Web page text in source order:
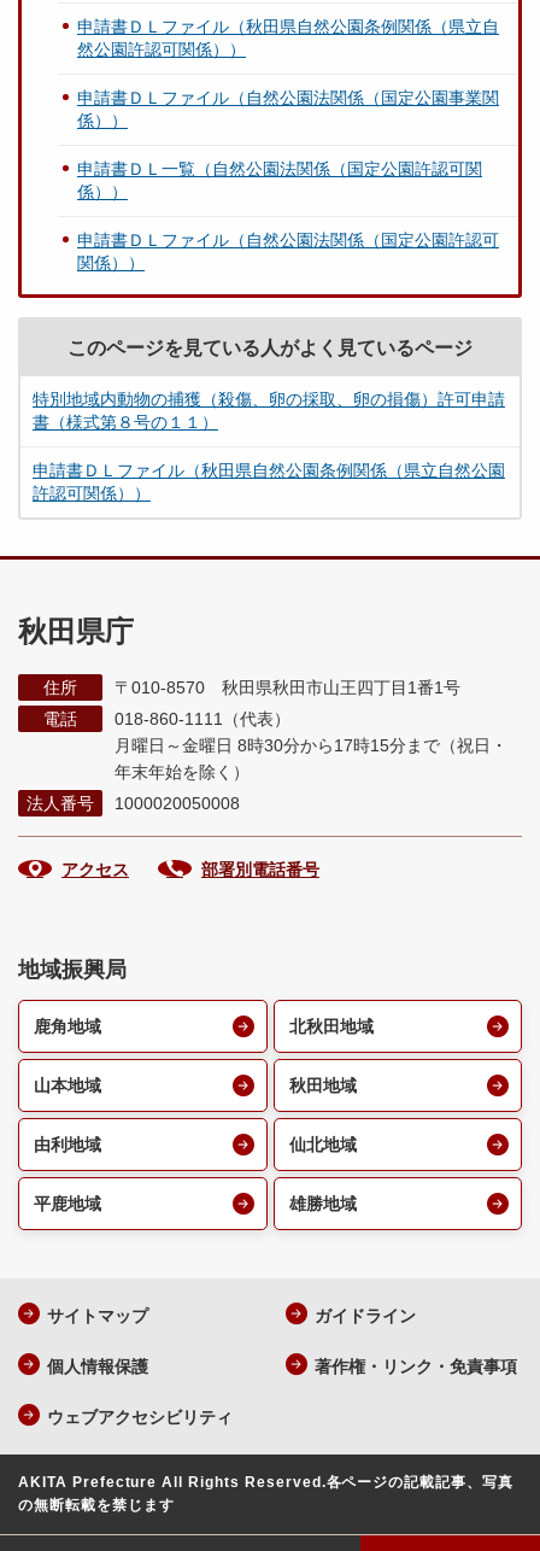
申請書ＤＬファイル（秋田県自然公園条例関係（県立自
然公園許認可関係））
申請書ＤＬファイル（自然公園法関係（国定公園事業関
係））
申請書ＤＬ一覧（自然公園法関係（国定公園許認可関
係））
申請書ＤＬファイル（自然公園法関係（国定公園許認可
関係））
このページを見ている人がよく見ているページ
特別地域内動物の捕獲（殺傷、卵の採取、卵の損傷）許可申請
書（様式第８号の１１）
申請書ＤＬファイル（秋田県自然公園条例関係（県立自然公園
許認可関係））
秋田県庁
住所
〒010-8570 秋田県秋田市山王四丁目1番1号
電話
018-860-1111（代表）
月曜日～金曜日 8時30分から17時15分まで （祝日・
年末年始を除く）
法人番号
1000020050008
アクセス 部署別電話番号
地域振興局
鹿角地域 北秋田地域
山本地域 秋田地域
由利地域 仙北地域
平鹿地域 雄勝地域
サイトマップ ガイドライン
個人情報保護 著作権・リンク・免責事項
ウェブアクセシビリティ
AKITA Prefecture All Rights Reserved.各ページの記載記事、写真
の無断転載を禁じます